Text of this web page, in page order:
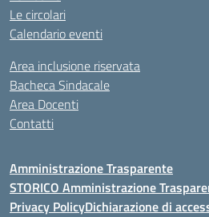
Le circolari
Calendario eventi
Area inclusione riservata
Bacheca Sindacale
Area Docenti
Contatti
Amministrazione Trasparente
STORICO Amministrazione
Privacy PolicyDichiarazione di